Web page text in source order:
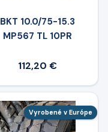
BKT 10.0/75-15.3
MP567 TL 10PR
112,20 €
Vyrobené v Európe